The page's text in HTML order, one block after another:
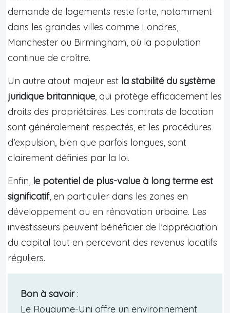
demande de logements reste forte, notamment
dans les grandes villes comme Londres,
Manchester ou Birmingham, où la population
continue de croître.
Un autre atout majeur est la stabilité du système
juridique britannique, qui protège efficacement les
droits des propriétaires. Les contrats de location
sont généralement respectés, et les procédures
d’expulsion, bien que parfois longues, sont
clairement définies par la loi.
Enfin, le potentiel de plus-value à long terme est
significatif, en particulier dans les zones en
développement ou en rénovation urbaine. Les
investisseurs peuvent bénéficier de l’appréciation
du capital tout en percevant des revenus locatifs
réguliers.
Bon à savoir:
Le Royaume-Uni offre un environnement